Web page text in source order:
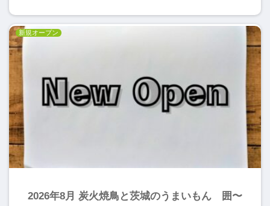
新規オープン
2026年8月 炭火焼鳥と茨城のうまいもん 囲〜